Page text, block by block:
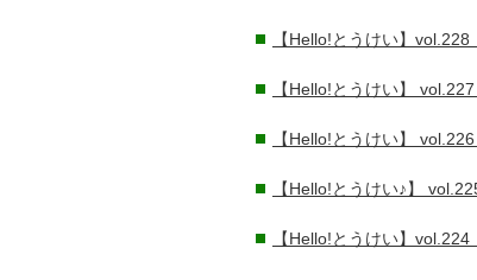
【Hello!とうけい】
【Hello!とうけい】
【Hello!とうけい】
【Hello!とうけい♪】
【Hello!とうけい】